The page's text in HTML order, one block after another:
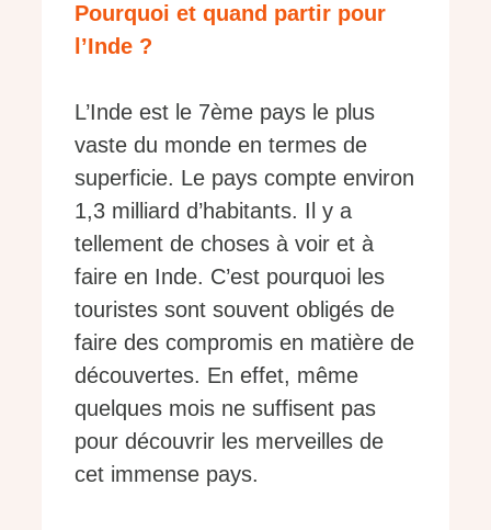
Pourquoi et quand partir pour
l’Inde ?
L’Inde est le 7ème pays le plus
vaste du monde en termes de
superficie. Le pays compte environ
1,3 milliard d’habitants. Il y a
tellement de choses à voir et à
faire en Inde. C’est pourquoi les
touristes sont souvent obligés de
faire des compromis en matière de
découvertes. En effet, même
quelques mois ne suffisent pas
pour découvrir les merveilles de
cet immense pays.